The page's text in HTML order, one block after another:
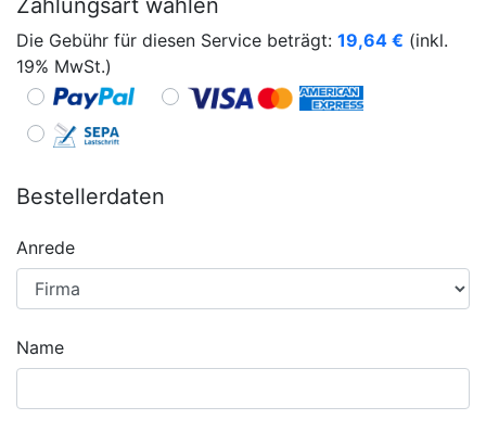
Zahlungsart wählen
Die Gebühr für diesen Service beträgt: 19,64 € (inkl.
19% MwSt.)
Bestellerdaten
Anrede
Name